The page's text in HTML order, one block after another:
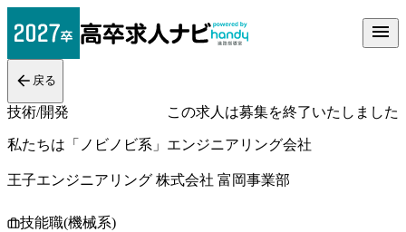
戻る
技術/開発 この求人は募集を終了いたしました
私たちは「ノビノビ系」エンジニアリング会社
王子エンジニアリング 株式会社 富岡事業部
技能職(機械系)